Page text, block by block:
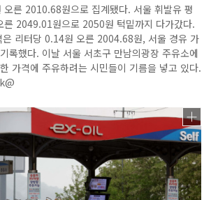
른 2010.68원으로 집계됐다. 서울 휘발유 평
른 2049.01원으로 2050원 턱밑까지 다가갔다.
은 리터당 0.14원 오른 2004.68원, 서울 경유 가
록했다. 이날 서울 서초구 만남의광장 주유소에
가격에 주유하려는 시민들이 기름을 넣고 있다.